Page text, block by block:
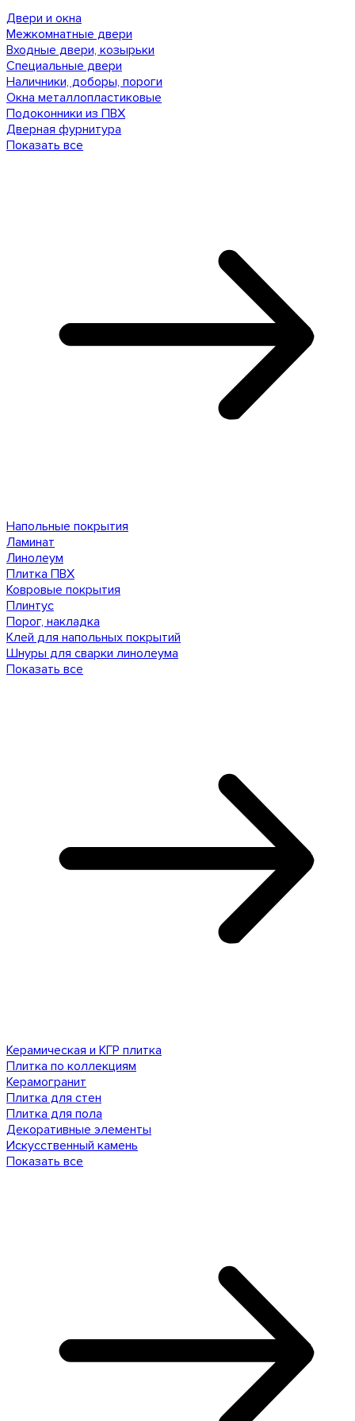
Двери и окна
Межкомнатные двери
Входные двери, козырьки
Специальные двери
Наличники, доборы, пороги
Окна металлопластиковые
Подоконники из ПВХ
Дверная фурнитура
Показать все
Напольные покрытия
Ламинат
Линолеум
Плитка ПВХ
Ковровые покрытия
Плинтус
Порог, накладка
Клей для напольных покрытий
Шнуры для сварки линолеума
Показать все
Керамическая и КГР плитка
Плитка по коллекциям
Керамогранит
Плитка для стен
Плитка для пола
Декоративные элементы
Искусственный камень
Показать все